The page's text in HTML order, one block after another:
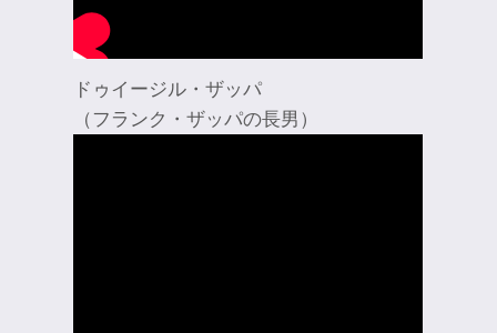
ドゥイージル・ザッパ
（フランク・ザッパの長男）